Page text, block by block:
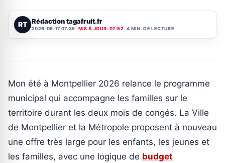
RT Rédaction tagafruit.fr
2026-06-17 07:35 MIS À JOUR: 07:52 4 MIN. DE LECTURE
Mon été à Montpellier 2026 relance le programme
municipal qui accompagne les familles sur le
territoire durant les deux mois de congés. La Ville
de Montpellier et la Métropole proposent à nouveau
une offre très large pour les enfants, les jeunes et
les familles, avec une logique de budget